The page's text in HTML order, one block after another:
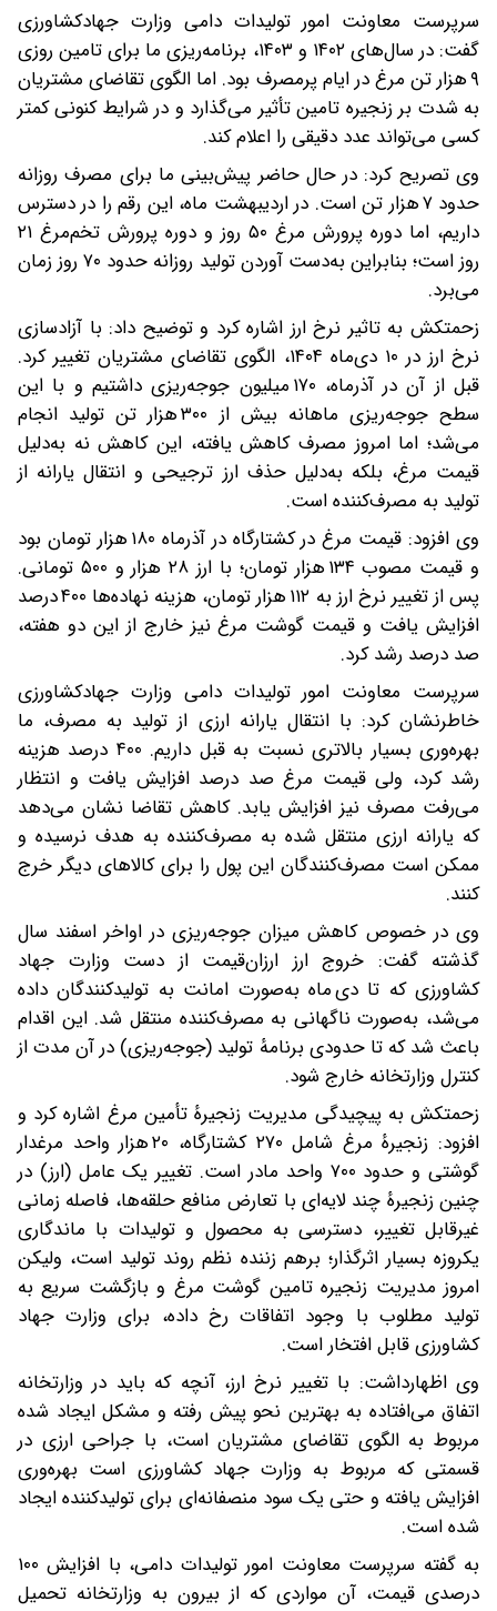
سرپرست معاونت امور تولیدات دامی وزارت جهادکشاورزی
گفت: در سال‌های ۱۴۰۲ و ۱۴۰۳، برنامه‌ریزی ما برای تامین روزی
۹ هزار تن مرغ در ایام پرمصرف بود. اما الگوی تقاضای مشتریان
به شدت بر زنجیره تامین تأثیر می‌گذارد و در شرایط کنونی کمتر
کسی می‌تواند عدد دقیقی را اعلام کند.
وی تصریح کرد: در حال حاضر پیش‌بینی ما برای مصرف روزانه
حدود ۷ هزار تن است. در اردیبهشت ماه، این رقم را در دسترس
داریم، اما دوره پرورش مرغ ۵۰ روز و دوره پرورش تخم‌مرغ ۲۱
روز است؛ بنابراین به‌دست آوردن تولید روزانه حدود ۷۰ روز زمان
می‌برد.
زحمتکش به تاثیر نرخ ارز اشاره کرد و توضیح داد: با آزادسازی
نرخ ارز در ۱۰ دی‌ماه ۱۴۰۴، الگوی تقاضای مشتریان تغییر کرد.
قبل از آن در آذرماه، ۱۷۰ میلیون جوجه‌ریزی داشتیم و با این
سطح جوجه‌ریزی ماهانه بیش از ۳۰۰ هزار تن تولید انجام
می‌شد؛ اما امروز مصرف کاهش یافته، این کاهش نه به‌دلیل
قیمت مرغ، بلکه به‌دلیل حذف ارز ترجیحی و انتقال یارانه از
تولید به مصرف‌کننده است.
وی افزود: قیمت مرغ در کشتارگاه در آذرماه ۱۸۰ هزار تومان بود
و قیمت مصوب ۱۳۴ هزار تومان؛ با ارز ۲۸ هزار و ۵۰۰ تومانی.
پس از تغییر نرخ ارز به ۱۱۲ هزار تومان، هزینه نهاده‌ها ۴۰۰ درصد
افزایش یافت و قیمت گوشت مرغ نیز خارج از این دو هفته،
صد درصد رشد کرد.
سرپرست معاونت امور تولیدات دامی وزارت جهادکشاورزی
خاطرنشان کرد: با انتقال یارانه ارزی از تولید به مصرف، ما
بهره‌وری بسیار بالاتری نسبت به قبل داریم. ۴۰۰ درصد هزینه
رشد کرد، ولی قیمت مرغ صد درصد افزایش یافت و انتظار
می‌رفت مصرف نیز افزایش یابد. کاهش تقاضا نشان می‌دهد
که یارانه ارزی منتقل شده به مصرف‌کننده به هدف نرسیده و
ممکن است مصرف‌کنندگان این پول را برای کالاهای دیگر خرج
کنند.
وی در خصوص کاهش میزان جوجه‌ریزی در اواخر اسفند سال
گذشته گفت: خروج ارز ارزان‌قیمت از دست وزارت جهاد
کشاورزی که تا دی ماه به‌صورت امانت به تولیدکنندگان داده
می‌شد، به‌صورت ناگهانی به مصرف‌کننده منتقل شد. این اقدام
باعث شد که تا حدودی برنامهٔ تولید (جوجه‌ریزی) در آن مدت از
کنترل وزارتخانه خارج شود.
زحمتکش به پیچیدگی مدیریت زنجیرهٔ تأمین مرغ اشاره کرد و
افزود: زنجیرهٔ مرغ شامل ۲۷۰ کشتارگاه، ۲۰ هزار واحد مرغدار
گوشتی و حدود ۷۰۰ واحد مادر است. تغییر یک عامل (ارز) در
چنین زنجیرهٔ چند لایه‌ای با تعارض منافع حلقه‌ها، فاصله زمانی
غیرقابل تغییر، دسترسی به محصول و تولیدات با ماندگاری
یکروزه بسیار اثرگذار؛ برهم زننده نظم روند تولید است، ولیکن
امروز مدیریت زنجیره تامین گوشت مرغ و بازگشت سریع به
تولید مطلوب با وجود اتفاقات رخ داده، برای وزارت جهاد
کشاورزی قابل افتخار است.
وی اظهارداشت: با تغییر نرخ ارز، آنچه که باید در وزارتخانه
اتفاق می‌افتاده به بهترین نحو پیش رفته و مشکل ایجاد شده
مربوط به الگوی تقاضای مشتریان است، با جراحی ارزی در
قسمتی که مربوط به وزارت جهاد کشاورزی است بهره‌وری
افزایش یافته و حتی یک سود منصفانه‌ای برای تولیدکننده ایجاد
شده است.
به گفته سرپرست معاونت امور تولیدات دامی، با افزایش ۱۰۰
درصدی قیمت، آن مواردی که از بیرون به وزارتخانه تحمیل